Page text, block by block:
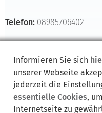
Telefon: 08985706402
Informieren Sie sich
unserer Webseite
jederzeit die
essentielle Cookies,
Internetseite zu